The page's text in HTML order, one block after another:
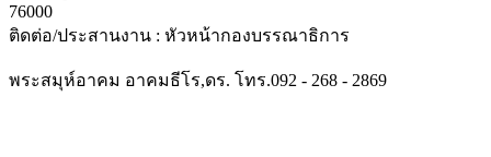
76000
ติดต่อ/ประสานงาน : หัวหน้ากองบรรณาธิการ
พระสมุห์อาคม อาคมธีโร,ดร. โทร.092 - 268 - 2869